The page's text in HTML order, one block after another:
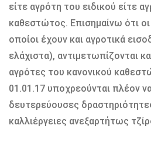
είτε αγρότη του ειδικού είτε
καθεστώτος. Επισηµαίνω ότι οι
οποίοι έχουν και αγροτικά
ελάχιστα), αντιµετωπίζονται
αγρότες του κανονικού
01.01.17 υποχρεούνται πλέον
δευτερεύουσες
καλλιέργειες ανεξαρτήτως